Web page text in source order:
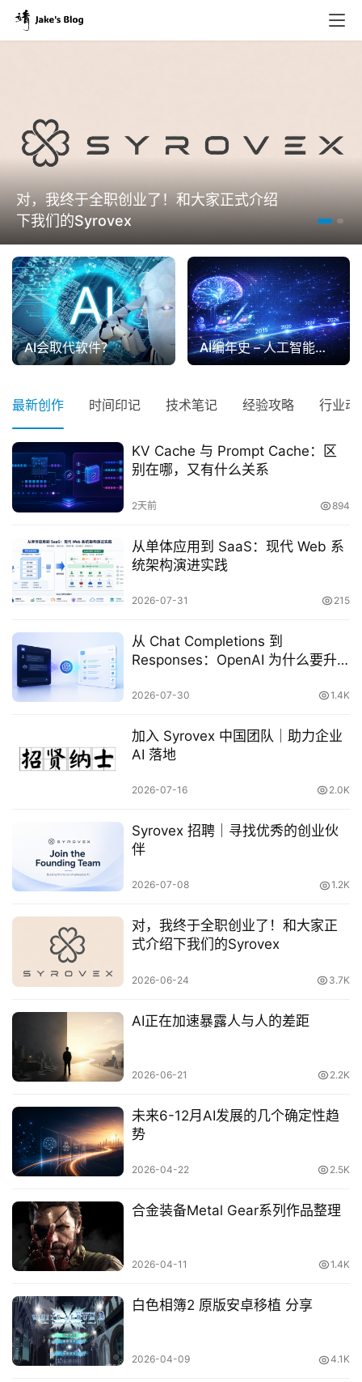
原
创
行
业
动
碎
推
荐
具
于
&
留
言
登录
对，我终于全职创业了！和大家正式介绍
下我们的Syrovex
AI会取代软件？ AI编年史 – 人工智能发展的里程碑大记事
最新创作 时间印记 技术笔记 经验攻略 行业动
KV Cache 与 Prompt Cache：区
别在哪，又有什么关系
2天前 894
从单体应用到 SaaS：现代 Web 系
统架构演进实践
2026-07-31 215
从 Chat Completions 到
Responses：OpenAI 为什么要升
2026-07-30 1.4K
加入 Syrovex 中国团队｜助力企业
AI 落地
2026-07-16 2.0K
Syrovex 招聘｜寻找优秀的创业伙
伴
2026-07-08 1.2K
对，我终于全职创业了！和大家正
式介绍下我们的Syrovex
2026-06-24 3.7K
AI正在加速暴露人与人的差距
2026-06-21 2.2K
未来6-12月AI发展的几个确定性趋
势
2026-04-22 2.5K
合金装备Metal Gear系列作品整理
2026-04-11 1.4K
白色相簿2 原版安卓移植 分享
2026-04-09 4.1K